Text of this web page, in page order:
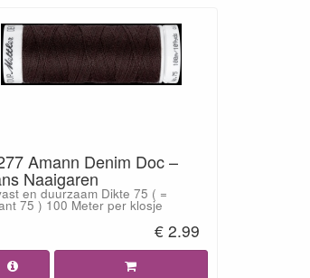
Amann Denim Doc –
Naaigaren
en duurzaam Dikte 75 ( =
75 ) 100 Meter per klosje
€ 2.99